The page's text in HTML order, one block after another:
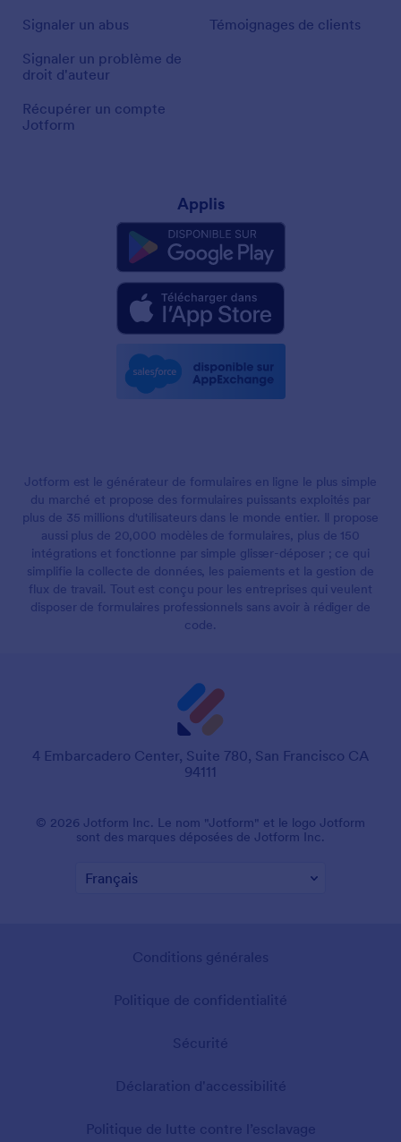
Signaler un abus
Signaler un problème de
droit d'auteur
Récupérer un compte
Jotform
Témoignages de clients
Applis
Jotform est le générateur de formulaires en ligne le plus simple
du marché et propose des formulaires puissants exploités par
plus de 35 millions d'utilisateurs dans le monde entier. Il propose
aussi plus de 20,000 modèles de formulaires, plus de 150
intégrations et fonctionne par simple glisser-déposer ; ce qui
simplifie la collecte de données, les paiements et la gestion de
flux de travail. Tout est conçu pour les entreprises qui veulent
disposer de formulaires professionnels sans avoir à rédiger de
code.
4 Embarcadero Center, Suite 780, San Francisco CA
94111
© 2026 Jotform Inc. Le nom "Jotform" et le logo Jotform
sont des marques déposées de Jotform Inc.
Conditions générales
Politique de confidentialité
Sécurité
Déclaration d'accessibilité
Politique de lutte contre l’esclavage